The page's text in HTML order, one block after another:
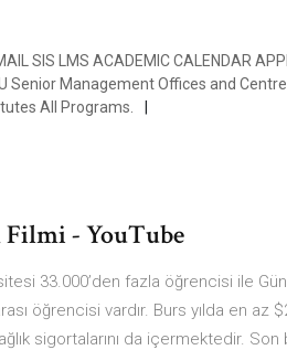
SIS LMS ACADEMIC CALENDAR
Senior Management Offices and
All Programs.
- YouTube
33.000’den fazla öğrencisi ile
öğrencisi vardır. Burs yılda en az
sigortalarını da içermektedir.